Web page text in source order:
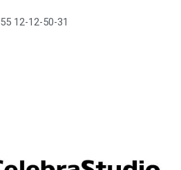
55 12-12-50-31